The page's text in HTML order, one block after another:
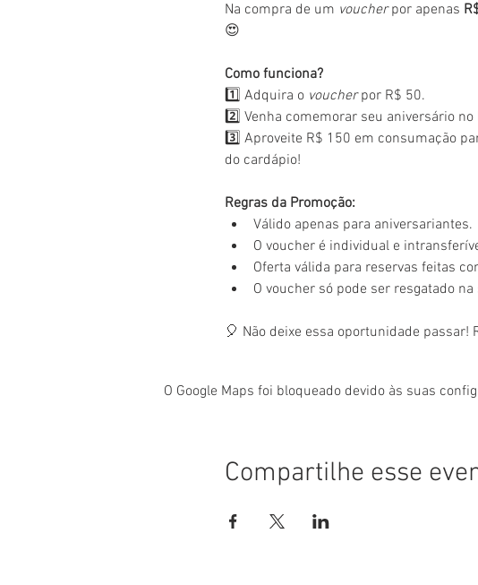
Na compra de um voucher por apenas
😍
Como funciona?
1️⃣ Adquira o voucher por R$ 50.
2️⃣ Venha comemorar seu aniversário
3️⃣ Aproveite R$ 150 em consumação
do cardápio!
Regras da Promoção:
Válido apenas para aniversariantes.
O voucher é individual e
Oferta válida para reservas feitas
O voucher só pode ser resgatado
🎈 Não deixe essa oportunidade
O Google Maps foi bloqueado devido às suas
Compartilhe esse